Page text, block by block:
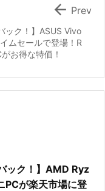
ック！】ASUS Vivo
ムセールで登場！R
お得な特価！
 Prev
ック！】AMD Ryz
が楽天市場に登